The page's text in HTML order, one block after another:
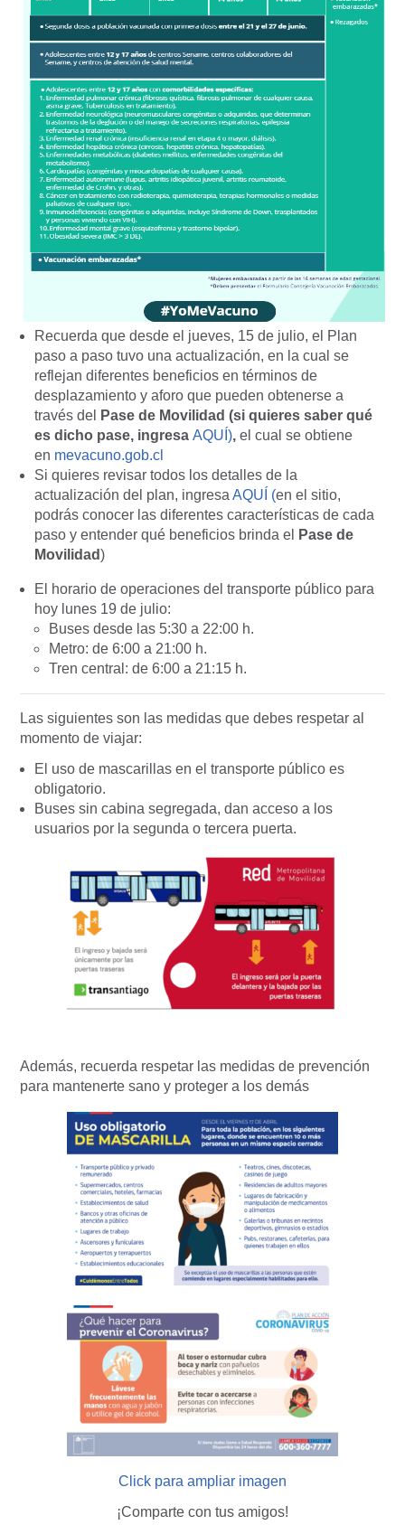
Recuerda que desde el jueves, 15 de julio, el Plan
paso a paso tuvo una actualización, en la cual se
reflejan diferentes beneficios en términos de
desplazamiento y aforo que pueden obtenerse a
través del
Pase de Movilidad (si quieres saber qué
es dicho pase, ingresa AQUÍ), el cual se obtiene
en mevacuno.gob.cl
Si quieres revisar todos los detalles de la
actualización del plan, ingresa AQUÍ (en el sitio,
podrás conocer las diferentes características de cada
paso y entender qué beneficios brinda el
Pase de
Movilidad)
El horario de operaciones del transporte público para
hoy lunes 19 de julio:
Buses desde las 5:30 a 22:00 h.
Metro: de 6:00 a 21:00 h.
Tren central: de 6:00 a 21:15 h.
Las siguientes son las medidas que debes respetar al
momento de viajar:
El uso de mascarillas en el transporte público es
obligatorio.
Buses sin cabina segregada, dan acceso a los
usuarios por la segunda o tercera puerta.
Además, recuerda respetar las medidas de prevención
para mantenerte sano y proteger a los demás
Click para ampliar imagen
¡Comparte con tus amigos!